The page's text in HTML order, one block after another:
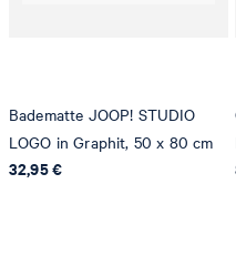
Badematte JOOP! STUDIO
LOGO in Graphit, 50 x 80 cm
32,95 €